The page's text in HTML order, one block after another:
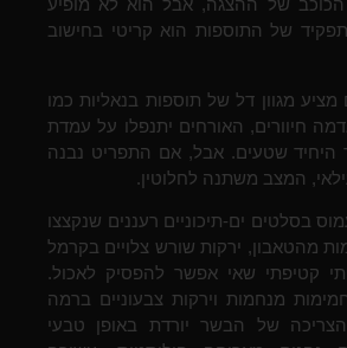
של ההצגה, אבל הוא לא מופיע
של התוספות הוא קריטי בחישוב
מגוון דל של תוספות בנאליות כמו
חיוורים, האורחים יתנפלו על עמדת
היחיד שטעים. אבל, אם התפריט נבנה
המצב משתנה לחלוטין.
בסלטים ים-תיכוניים רעננים שנקצצו
מהטאבון, ירקות שורש צלויים בקרמל
קטיפתי שאי אפשר להפסיק לאכול.
מנחמות וירקות צבעוניים ברמה
הצריכה של הבשר יורדת באופן טבעי